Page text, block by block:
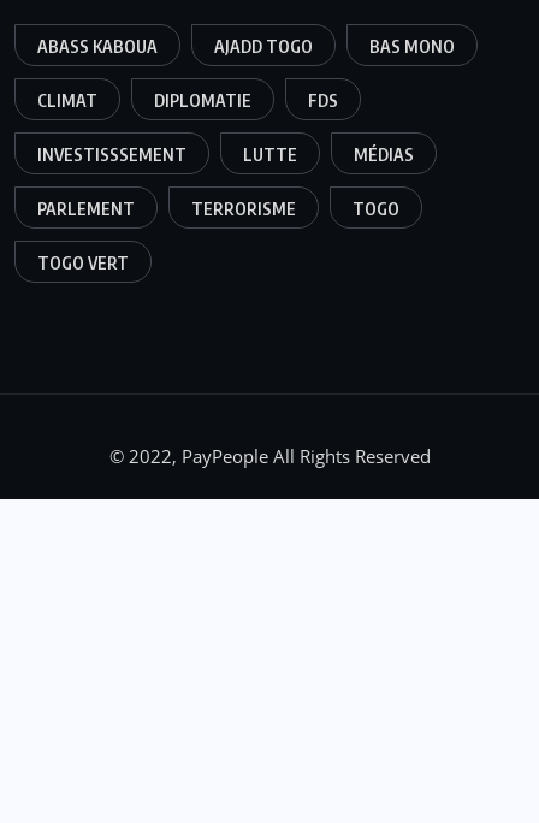
ABASS KABOUA AJADD TOGO BAS MONO
CLIMAT DIPLOMATIE FDS
INVESTISSSEMENT LUTTE MÉDIAS
PARLEMENT TERRORISME TOGO
TOGO VERT
© 2022, PayPeople All Rights Reserved